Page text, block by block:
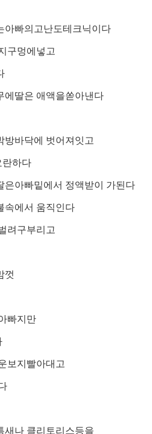
아빠의고난도테크닉이다
구멍에넣고
에딸은 애액을쏟아낸다
방바닥에 벗어져잇고
란하다
은아빠밑에서 정액받이 가된다
속에서 움직인다
려구부리고
껏
빠지만
보지빨아대고
새나 클리토리스등을